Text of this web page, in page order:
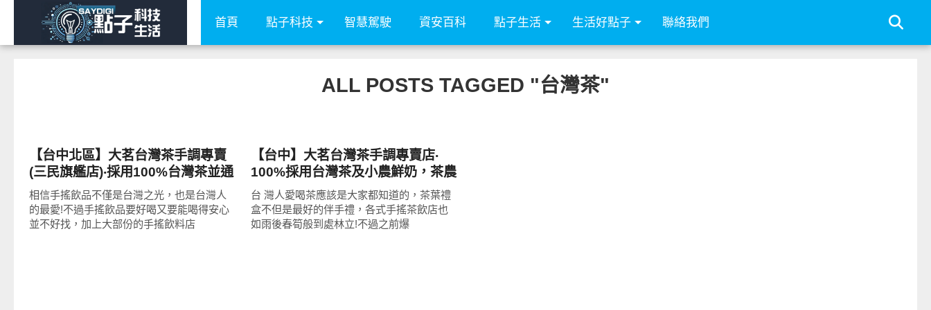
首頁 點子科技 智慧駕駛 資安百科 點子生活 生活好點子 聯絡我們
ALL POSTS TAGGED "台灣茶"
【台中北區】大茗台灣茶手調專賣
(三民旗艦店)‧採用100%台灣茶並通
過SGS檢驗合格!冰滴烏龍、黑糖珍
珠、翡翠葡萄柚、蘋果青茶推薦!
相信手搖飲品不僅是台灣之光，也是台灣人
的最愛!不過手搖飲品要好喝又要能喝得安心
並不好找，加上大部份的手搖飲料店
【台中】大茗台灣茶手調專賣店‧
100%採用台灣茶及小農鮮奶，茶農
自創茶飲新品牌!鮮芋奶茶、鮮草嫩
奶大推薦!
台 灣人愛喝茶應該是大家都知道的，茶葉禮
盒不但是最好的伴手禮，各式手搖茶飲店也
如雨後春筍般到處林立!不過之前爆